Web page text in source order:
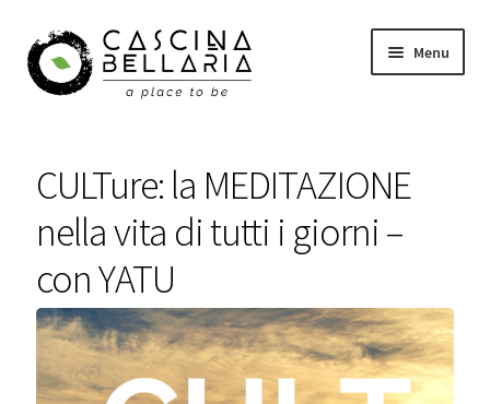
Vai
alla
navigazione
Vai
al
contenuto
Menu
Eventi
Corsi
Carrello
CULTure: la MEDITAZIONE
nella vita di tutti i giorni –
con YATU